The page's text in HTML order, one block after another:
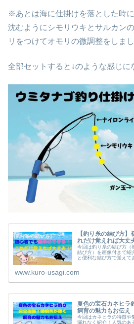
※あとは海に仕掛けを落とした時
沈むようにシモリウキとサルカン
リをつけてオモリの微調整をしまし
全部セットすると↓のような感じに
【釣り糸の結び方
れだけ覚えれば大丈
今回は釣り糸の結び方（
結び方）を画像付きで紹
と便利な結び方で覚えて
www.kuro-usagi.com
夏色の宝石カネヒラ
飼育の魅力もお伝え
今回はカネヒラの特徴や
漏れなく紹介！人気のあ